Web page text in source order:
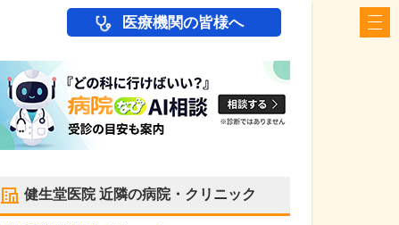
医療機関の皆様へ
健生堂医院近隣の病院・クリニック